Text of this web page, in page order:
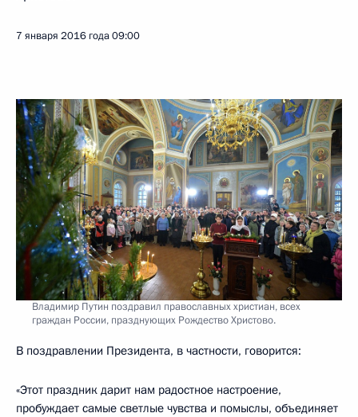
7 января 2016 года09:00
Владимир Путин поздравил православных христиан, всех
граждан России, празднующих Рождество Христово.
В поздравлении Президента, в частности, говорится:
«Этот праздник дарит нам радостное настроение,
пробуждает самые светлые чувства и помыслы, объединяет